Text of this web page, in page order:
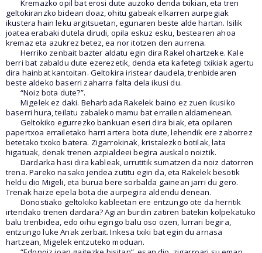
Kremazko opil bat erosi dute auzoko denda txikian, eta tren
geltokiranzko bidean doaz, ohitu gabeak elkarren aurpegiak
ikustera hain leku argitsuetan, egunaren beste alde hartan. Isilik
joatea erabaki dutela dirudi, opila eskuz esku, bestearen ahoa
kremaz eta azukrez betez, ea nor itotzen den aurrena.
Herriko zenbait bazter aldatu egin dira Rakel ohartzeke. Kale
berri bat zabaldu dute ezerezetik, denda eta kafetegi txikiak agertu
dira hainbat kantoitan. Geltokira iristear daudela, trenbidearen
beste aldeko baserri zaharra falta dela ikusi du.
“Noiz bota dute?”.
Migelek ez daki. Beharbada Rakelek baino ez zuen ikusiko
baserri hura, teilatu zabaleko mamu bat errailen aldamenean.
Geltokiko egurrezko bankuan eseri dira biak, eta opilaren
papertxoa errailetako harri artera bota dute, lehendik ere zaborrez
betetako txoko batera. Zigarrokinak, kristalezko botilak, lata
higatuak, denak trenen azpialdeei begira auskalo noiztik.
Dardarka hasi dira kableak, urrutitik sumatzen da noiz datorren
trena. Pareko nasako jendea zutitu egin da, eta Rakelek besotik
heldu dio Migeli, eta burua bere sorbalda gainean jarri du gero.
Trenak haize epela bota die aurpegira aldendu denean.
Donostiako geltokiko kableetan ere entzungo ote da herritik
irtendako trenen dardara? Agian burdin zatiren batekin kolpekatuko
balu trenbidea, edo oihu egingo balu oso ozen, lurrari begira,
entzungo luke Anak zerbait. Inkesa txiki bat egin du arnasa
hartzean, Migelek entzuteko moduan.